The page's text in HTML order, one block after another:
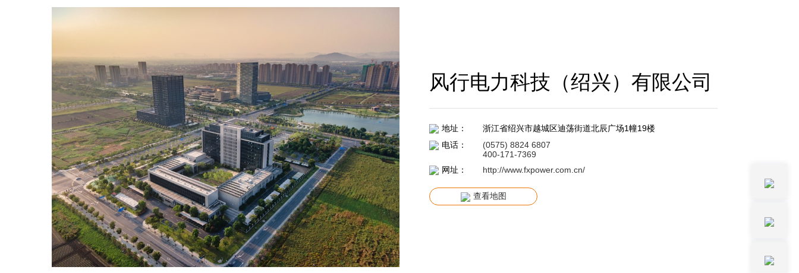
风行电力科技（绍兴）有限公司
地址：
浙江省绍兴市越城区迪荡街道北辰广场1幢19楼
电话：
(0575) 8824 6807
400-171-7369
网址：
http://www.fxpower.com.cn/
查看地图